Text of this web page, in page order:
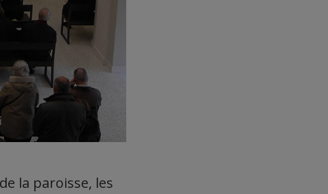
la paroisse, les